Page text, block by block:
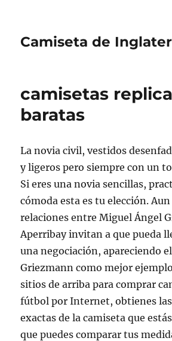
Camiseta de
camisetas
baratas
La novia civil, vestidos
y ligeros pero siempre con un
Si eres una novia sencillas,
cómoda esta es tu elección.
relaciones entre Miguel Ángel
Aperribay invitan a que pueda
una negociación, apareciendo
Griezmann como mejor
sitios de arriba para comprar
fútbol por Internet, obtienes
exactas de la camiseta que
que puedes comparar tus